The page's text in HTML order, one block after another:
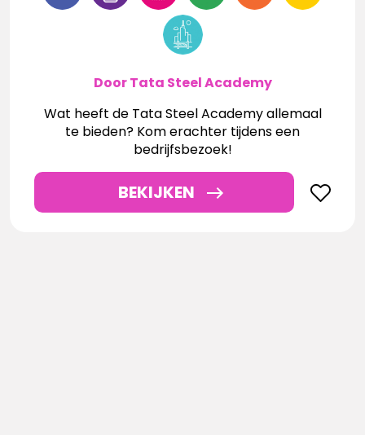
Door Tata Steel Academy
Wat heeft de Tata Steel Academy allemaal
te bieden? Kom erachter tijdens een
bedrijfsbezoek!
BEKIJKEN